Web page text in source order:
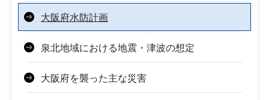
大阪府水防計画
泉北地域における地震・津波の想定
大阪府を襲った主な災害